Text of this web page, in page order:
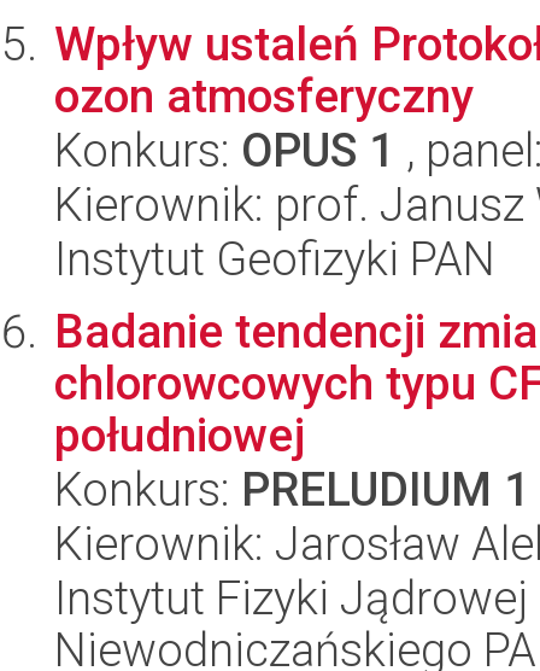
Wpływ ustaleń
ozon atmosferyczny
Konkurs: OPUS 1 ,
Kierownik: prof.
Instytut Geofizyki PAN
Badanie tendencji
chlorowcowych typu
południowej
Konkurs: PRELUDIUM 1
Kierownik: Jarosław
Instytut Fizyki
Niewodniczańskiego